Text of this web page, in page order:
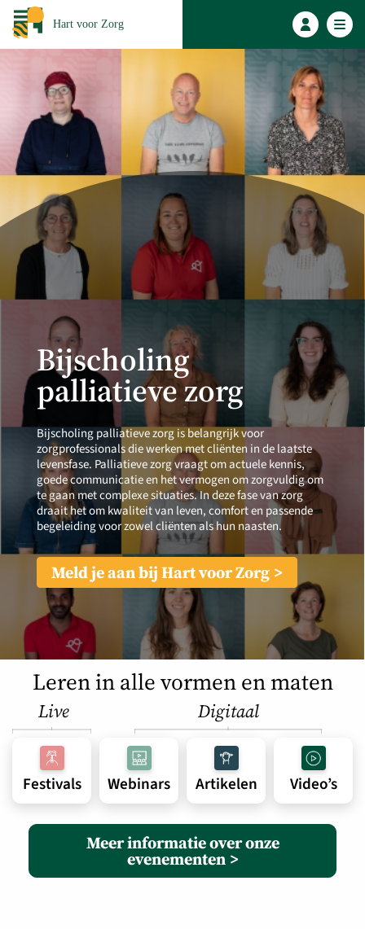
Hart voor Zorg
Bijscholing
palliatieve zorg
Bijscholing palliatieve zorg is belangrijk voor
zorgprofessionals die werken met cliënten in de laatste
levensfase. Palliatieve zorg vraagt om actuele kennis,
goede communicatie en het vermogen om zorgvuldig om
te gaan met complexe situaties. In deze fase van zorg
draait het om kwaliteit van leven, comfort en passende
begeleiding voor zowel cliënten als hun naasten.
Meld je aan bij Hart voor Zorg
Leren in alle vormen en maten
Live Digitaal
Festivals Webinars Artikelen Video’s
Meer informatie over onze
evenementen